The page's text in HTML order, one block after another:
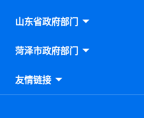
建设
山东省政府部门
菏泽市政府部门
友情链接